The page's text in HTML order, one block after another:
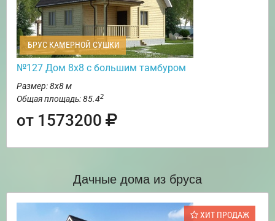
БРУС КАМЕРНОЙ СУШКИ
№127 Дом 8х8 с большим тамбуром
Размер: 8х8 м
Общая площадь: 85.42
от 1573200
Дачные дома из бруса
ХИТ ПРОДАЖ